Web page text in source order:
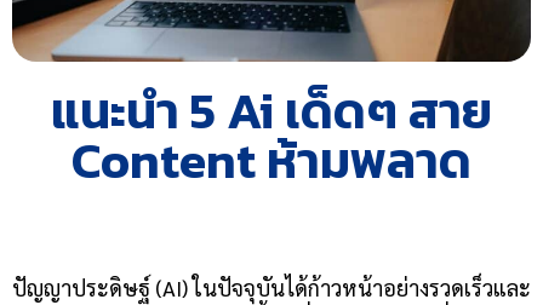
แนะนำ 5 Ai เด็ดๆ สาย
Content ห้ามพลาด
ปัญญาประดิษฐ์ (AI) ในปัจจุบันได้ก้าวหน้าอย่างรวดเร็วและ